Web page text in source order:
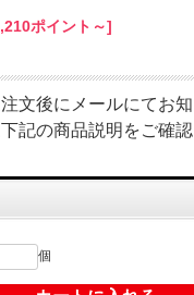
ポイント～]
文後にメールにてお
記の商品説明をご確
個